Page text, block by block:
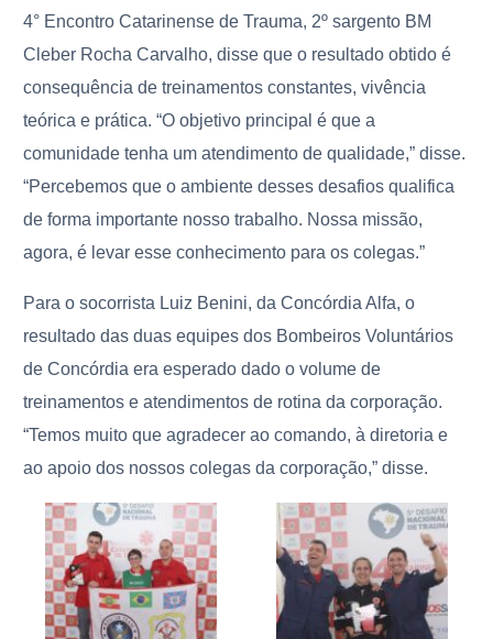
4° Encontro Catarinense de Trauma, 2º sargento BM
Cleber Rocha Carvalho, disse que o resultado obtido é
consequência de treinamentos constantes, vivência
teórica e prática. “O objetivo principal é que a
comunidade tenha um atendimento de qualidade,” disse.
“Percebemos que o ambiente desses desafios qualifica
de forma importante nosso trabalho. Nossa missão,
agora, é levar esse conhecimento para os colegas.”
Para o socorrista Luiz Benini, da Concórdia Alfa, o
resultado das duas equipes dos Bombeiros Voluntários
de Concórdia era esperado dado o volume de
treinamentos e atendimentos de rotina da corporação.
“Temos muito que agradecer ao comando, à diretoria e
ao apoio dos nossos colegas da corporação,” disse.